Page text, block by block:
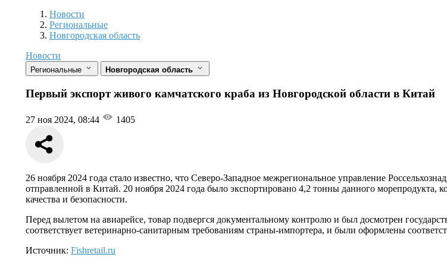
Новости
Разделы
Новости
Региональные
Новгородская область
Новости
Региональные Новгородская область
Первый экспорт живого камчатского краба из Новгородской области в Китай
27 ноя 2024, 08:44 1405
26 ноября 2024 года стало известно, что Северо-Западное межрегиональное управление
отправленной в Китай. 20 ноября 2024 года было экспортировано 4,2 тонны данного морепродукта,
качества и безопасности.
Перед вылетом на авиарейсе, товар подвергся документальному контролю и был досмотрен
соответствует ветеринарно-санитарным требованиям страны-импортера, и были оформлены
Источник: Fishretail.ru